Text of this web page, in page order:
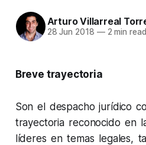
Arturo Villarreal
28 Jun 2018 —2 min read
Breve trayectoria
Son el despacho jurídico
trayectoria reconocido en
líderes en temas legales,